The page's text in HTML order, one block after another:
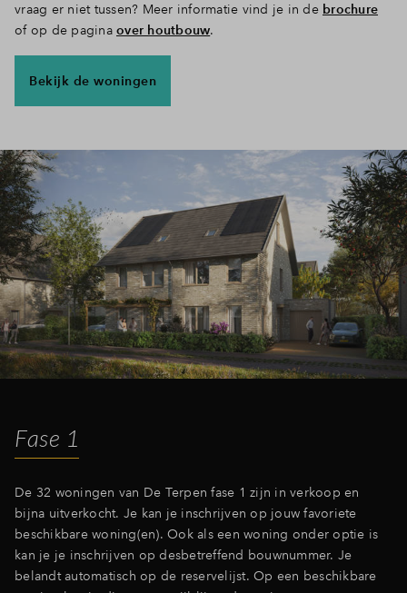
vraag er niet tussen? Meer informatie vind je in de brochure
of op de pagina over houtbouw.
Bekijk de woningen
Fase 1
De 32 woningen van De Terpen fase 1 zijn in verkoop en
bijna uitverkocht. Je kan je inschrijven op jouw favoriete
beschikbare woning(en). Ook als een woning onder optie is
kan je je inschrijven op desbetreffend bouwnummer. Je
belandt automatisch op de reservelijst. Op een beschikbare